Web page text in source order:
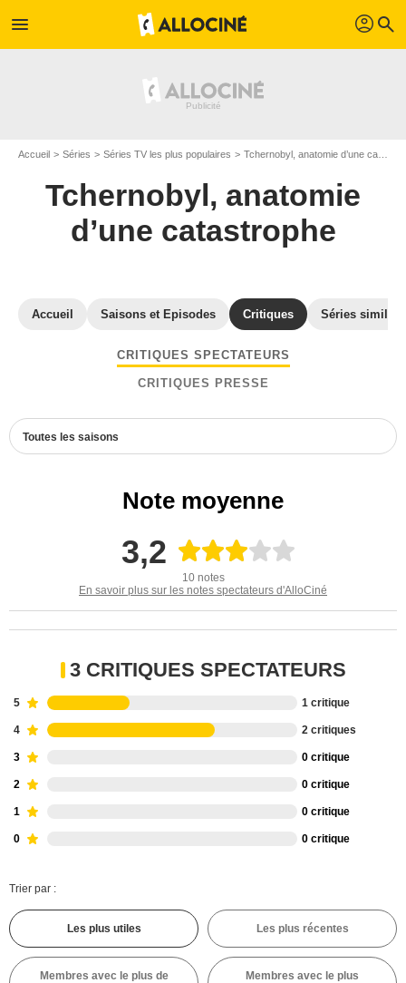
menu profil search
Accueil Séries Séries TV les plus populaires Tchernobyl, anatomie d’une catastrophe
Tchernobyl, anatomie
d’une catastrophe
Accueil Saisons et Episodes Critiques Séries
CRITIQUES SPECTATEURS
CRITIQUES PRESSE
Toutes les saisons
Note moyenne
3,2
10 notes
En savoir plus sur les notes spectateurs d'AlloCiné
3 CRITIQUES SPECTATEURS
5 1 critique
4 2 critiques
3 0 critique
2 0 critique
1 0 critique
0 0 critique
Trier par :
Les plus utiles Les plus récentes
Membres avec le plus de
Membres avec le plus